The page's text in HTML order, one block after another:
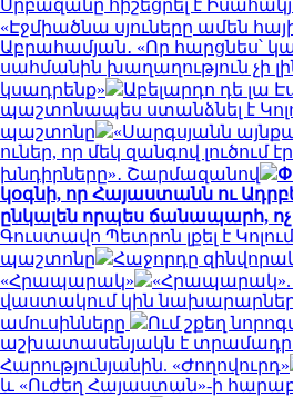
Սրբազանը հիշեցրել է
«Էջմիածնա սյուները ամեն
Աբրահամյան․ «Որ հարցնես՝
սահմանին խաղաղություն չի
կսադրենք»
Աբելարդո դե լա
պաշտոնապես ստանձնել է
պաշտոնը
«Սարգսյանն
ուներ, որ մեկ զանգով լուծում
խնդիրները»․ Շարմազանով
կօգնի, որ Հայաստանն ու
ընկալեն որպես ճանապարհ,
Գուստավո Պետրոն լքել է
պաշտոնը
Հաջորդը
«Հրապարակ»
«Հրապարակ».
վաստակում կին
ամուսինները
Ում շքեղ
աշխատասենյակն է
Հարությունյանին. «Ժողովուրդ»
և «Ուժեղ Հայաստան»-ի